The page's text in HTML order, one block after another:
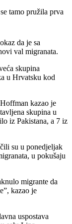
tamo pružila prva
da je sa
val migranata.
skupina
u Hrvatsku kod
kazao je
skupina u
iz Pakistana, a 7 iz
su u ponedjeljak
u pokušaju
migrante da
kazao je
uspostava